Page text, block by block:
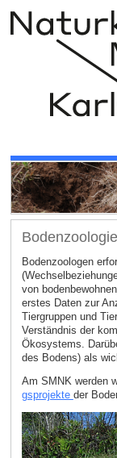
Bodenzoologie
Bodenzoologen
von
erstes Daten zur
Tiergruppen und
Verständnis der
Ökosystems.
des Bodens) als
Am SMNK werden
gsprojekte der